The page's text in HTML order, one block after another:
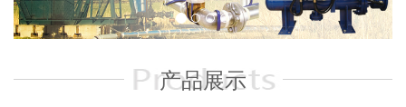
产品展示